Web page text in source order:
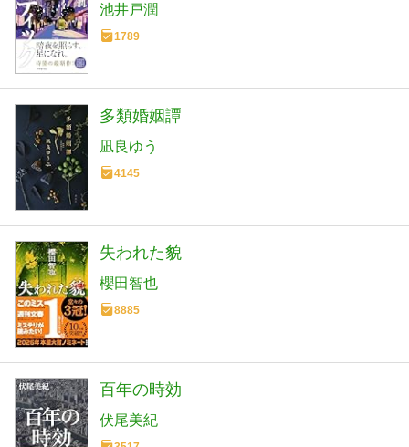
池井戸潤
1789
多類婚姻譚
凪良ゆう
4145
失われた貌
櫻田智也
8885
百年の時効
伏尾美紀